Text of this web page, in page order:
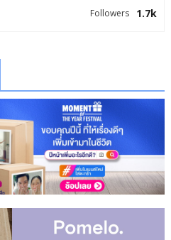
1.7k
Followers